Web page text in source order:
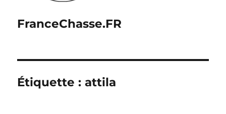
FranceChasse.FR
Étiquette :attila